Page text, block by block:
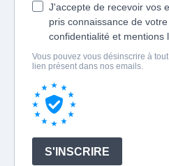
J'accepte de recevoir vos
pris connaissance de
confidentialité et mentions
Vous pouvez vous désinscrire à
lien présent dans nos emails.
S'INSCRIRE